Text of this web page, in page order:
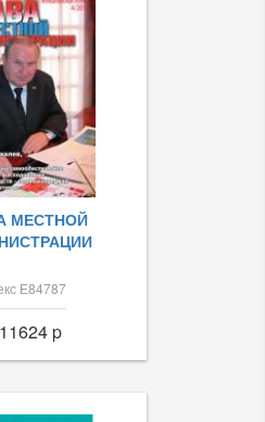
МЕСТНОЙ
Е84787
p